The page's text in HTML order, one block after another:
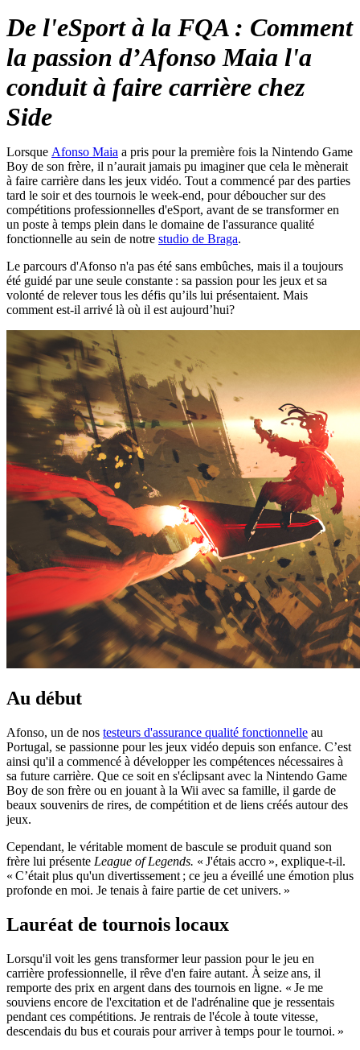
De l'eSport à la FQA : Comment
la passion d’Afonso Maia l'a
conduit à faire carrière chez
Side
Lorsque Afonso Maia a pris pour la première fois la Nintendo Game
Boy de son frère, il n’aurait jamais pu imaginer que cela le mènerait
à faire carrière dans les jeux vidéo. Tout a commencé par des parties
tard le soir et des tournois le week-end, pour déboucher sur des
compétitions professionnelles d'eSport, avant de se transformer en
un poste à temps plein dans le domaine de l'assurance qualité
fonctionnelle au sein de notre studio de Braga.
Le parcours d'Afonso n'a pas été sans embûches, mais il a toujours
été guidé par une seule constante : sa passion pour les jeux et sa
volonté de relever tous les défis qu’ils lui présentaient. Mais
comment est-il arrivé là où il est aujourd’hui?
Au début
Afonso, un de nos testeurs d'assurance qualité fonctionnelle au
Portugal, se passionne pour les jeux vidéo depuis son enfance. C’est
ainsi qu'il a commencé à développer les compétences nécessaires à
sa future carrière. Que ce soit en s'éclipsant avec la Nintendo Game
Boy de son frère ou en jouant à la Wii avec sa famille, il garde de
beaux souvenirs de rires, de compétition et de liens créés autour des
jeux.
Cependant, le véritable moment de bascule se produit quand son
frère lui présente League of Legends. « J'étais accro », explique-t-il.
« C’était plus qu'un divertissement ; ce jeu a éveillé une émotion plus
profonde en moi. Je tenais à faire partie de cet univers. »
Lauréat de tournois locaux
Lorsqu'il voit les gens transformer leur passion pour le jeu en
carrière professionnelle, il rêve d'en faire autant. À seize ans, il
remporte des prix en argent dans des tournois en ligne. « Je me
souviens encore de l'excitation et de l'adrénaline que je ressentais
pendant ces compétitions. Je rentrais de l'école à toute vitesse,
descendais du bus et courais pour arriver à temps pour le tournoi. »